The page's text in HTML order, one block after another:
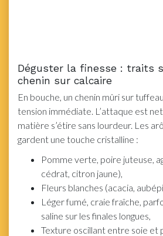
Déguster la finesse : traits
chenin sur calcaire
En bouche, un chenin mûri sur
tension immédiate. L’attaque est
matière s’étire sans lourdeur. Les
gardent une touche cristalline :
Pomme verte, poire juteuse,
cédrat, citron jaune),
Fleurs blanches (acacia,
Léger fumé, craie fraîche,
saline sur les finales longues,
Texture oscillant entre soie et